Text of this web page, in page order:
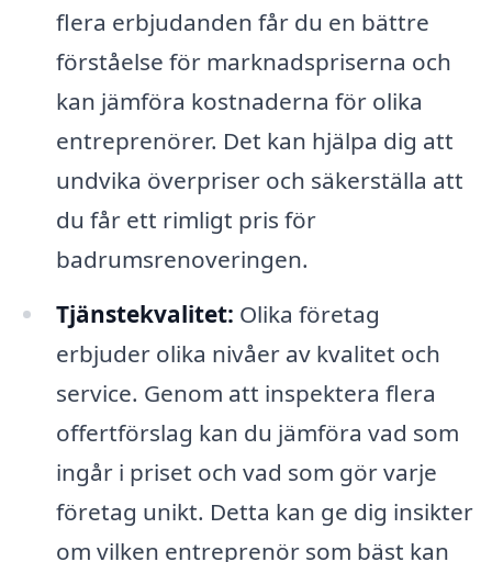
flera erbjudanden får du en bättre
förståelse för marknadspriserna och
kan jämföra kostnaderna för olika
entreprenörer. Det kan hjälpa dig att
undvika överpriser och säkerställa att
du får ett rimligt pris för
badrumsrenoveringen.
Tjänstekvalitet: Olika företag
erbjuder olika nivåer av kvalitet och
service. Genom att inspektera flera
offertförslag kan du jämföra vad som
ingår i priset och vad som gör varje
företag unikt. Detta kan ge dig insikter
om vilken entreprenör som bäst kan